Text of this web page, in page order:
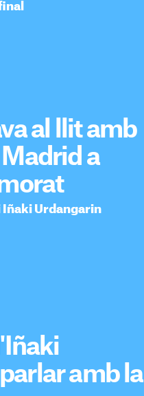
al llit amb
a
Iñaki Urdangarin
amb la